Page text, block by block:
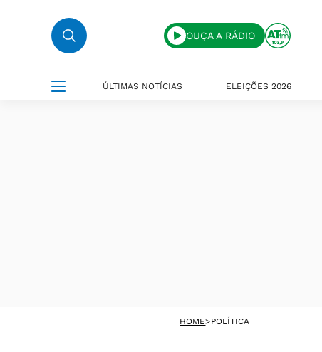
OUÇA A RÁDIO
ÚLTIMAS NOTÍCIAS ELEIÇÕES 2026
HOME>POLÍTICA